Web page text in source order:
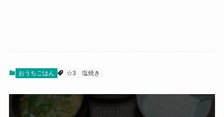
おうちごはん ☆3 塩焼き